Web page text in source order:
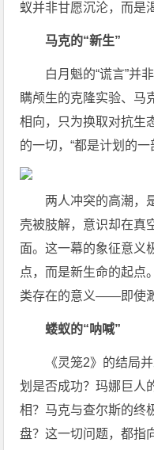
蚁并非甘愿沉沦，而是
马克的“新生”
白月魁的“谎言”并
瞒颅生的克隆实验、马
相向，只为换取对抗生
的一切，“都是计划的一
两人冲突的高潮，
壳被肢解，意识却在真
面。这一幕的象征意义
点，而是新生命的起点
类存在的意义——即使
蝼蚁的“呐喊”
《灵笼2》的结局
划是否成功？玛娜巨人
相？马克与查尔斯的终
盘？这一切问题，都